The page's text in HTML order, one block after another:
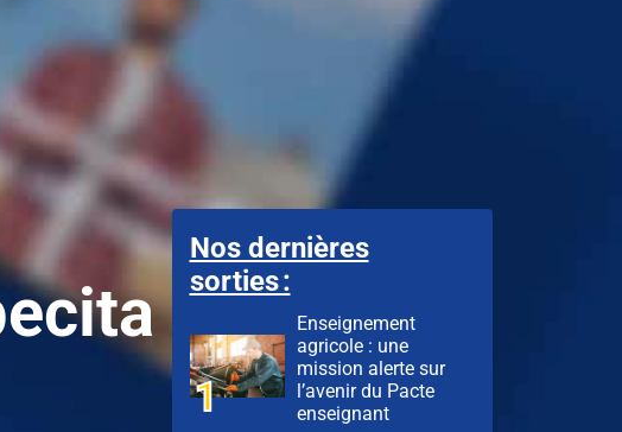
Nos dernières
sorties :
Enseignement
agricole : une
mission alerte sur
l’avenir du Pacte
enseignant